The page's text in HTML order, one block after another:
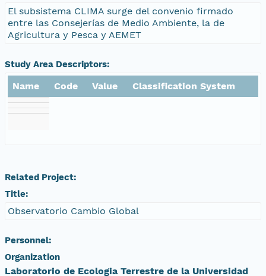
El subsistema CLIMA surge del convenio firmado
entre las Consejerías de Medio Ambiente, la de
Agricultura y Pesca y AEMET
Study Area Descriptors:
Name Code Value Classification System
Related Project:
Title:
Observatorio Cambio Global
Personnel:
Organization
Laboratorio de Ecologia Terrestre de la Universidad